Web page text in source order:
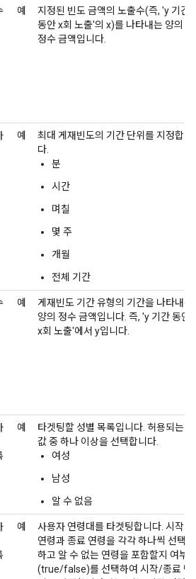
예
지정된 빈도 금액의 노출수(즉, 'y 기간
동안 x회 노출'의 x)를 나타내는 양의
정수 금액입니다.
예
최대 게재빈도의 기간 단위를 지정합니
다.
분
시간
며칠
몇 주
개월
전체 기간
예
게재빈도 기간 유형의 기간을 나타내는
양의 정수 금액입니다. 즉, 'y 기간 동안
x회 노출'에서 y입니다.
예
타겟팅할 성별 목록입니다. 허용되는
값 중 하나 이상을 선택합니다.
여성
남성
알 수 없음
예
사용자 연령대를 타겟팅합니다. 시작
연령과 종료 연령을 각각 하나씩 선택
하고 알 수 없는 연령을 포함할지 여부
(true/false)를 선택하여 시작/종료 범